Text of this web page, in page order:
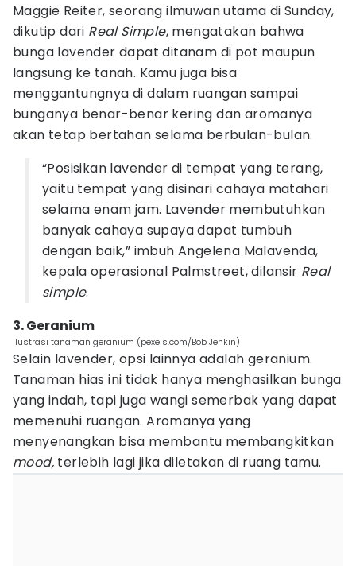
Maggie Reiter, seorang ilmuwan utama di Sunday,
dikutip dari Real Simple, mengatakan bahwa
bunga lavender dapat ditanam di pot maupun
langsung ke tanah. Kamu juga bisa
menggantungnya di dalam ruangan sampai
bunganya benar-benar kering dan aromanya
akan tetap bertahan selama berbulan-bulan.
“Posisikan lavender di tempat yang terang,
yaitu tempat yang disinari cahaya matahari
selama enam jam. Lavender membutuhkan
banyak cahaya supaya dapat tumbuh
dengan baik,” imbuh Angelena Malavenda,
kepala operasional Palmstreet, dilansir Real
simple.
3. Geranium
ilustrasi tanaman geranium (pexels.com/Bob Jenkin)
Selain lavender, opsi lainnya adalah geranium.
Tanaman hias ini tidak hanya menghasilkan bunga
yang indah, tapi juga wangi semerbak yang dapat
memenuhi ruangan. Aromanya yang
menyenangkan bisa membantu membangkitkan
mood, terlebih lagi jika diletakan di ruang tamu.